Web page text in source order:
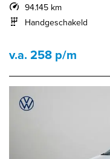
94.145 km
Handgeschakeld
v.a. 258 p/m